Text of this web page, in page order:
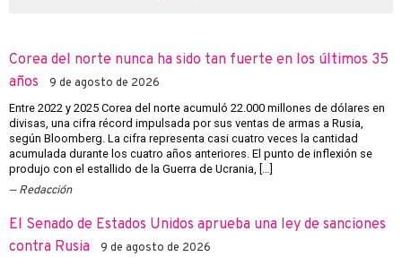
Corea del norte nunca ha sido tan fuerte en los últimos 35
años
9 de agosto de 2026
Entre 2022 y 2025 Corea del norte acumuló 22.000 millones de dólares en
divisas, una cifra récord impulsada por sus ventas de armas a Rusia,
según Bloomberg. La cifra representa casi cuatro veces la cantidad
acumulada durante los cuatro años anteriores. El punto de inflexión se
produjo con el estallido de la Guerra de Ucrania, […]
Redacción
El Senado de Estados Unidos aprueba una ley de sanciones
contra Rusia
9 de agosto de 2026